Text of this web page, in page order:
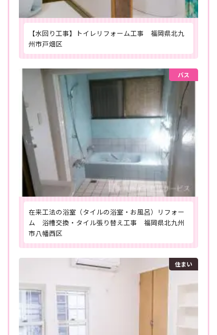
【水回り工事】トイレリフォーム工事 福岡県北九
州市戸畑区
バス
在来工法の浴室（タイルの浴室・お風呂）リフォー
ム 浴槽交換・タイル張り替え工事 福岡県北九州
市八幡西区
住まい